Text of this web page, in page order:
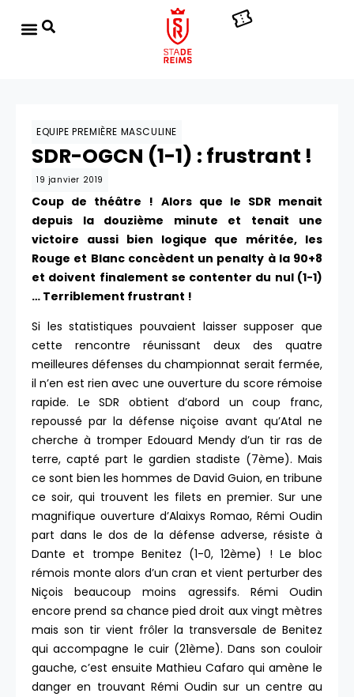
EQUIPE PREMIÈRE MASCULINE
SDR-OGCN (1-1) : frustrant !
19 janvier 2019
Coup de théâtre ! Alors que le SDR menait
depuis la douzième minute et tenait une
victoire aussi bien logique que méritée, les
Rouge et Blanc concèdent un penalty à la 90+8
et doivent finalement se contenter du nul (1-1)
… Terriblement frustrant !
Si les statistiques pouvaient laisser supposer que
cette rencontre réunissant deux des quatre
meilleures défenses du championnat serait fermée,
il n’en est rien avec une ouverture du score rémoise
rapide. Le SDR obtient d’abord un coup franc,
repoussé par la défense niçoise avant qu’Atal ne
cherche à tromper Edouard Mendy d’un tir ras de
terre, capté part le gardien stadiste (7ème). Mais
ce sont bien les hommes de David Guion, en tribune
ce soir, qui trouvent les filets en premier. Sur une
magnifique ouverture d’Alaixys Romao, Rémi Oudin
part dans le dos de la défense adverse, résiste à
Dante et trompe Benitez (1-0, 12ème) ! Le bloc
rémois monte alors d’un cran et vient perturber des
Niçois beaucoup moins agressifs. Rémi Oudin
encore prend sa chance pied droit aux vingt mètres
mais son tir vient frôler la transversale de Benitez
qui accompagne le cuir (21ème). Dans son couloir
gauche, c’est ensuite Mathieu Cafaro qui amène le
danger en trouvant Rémi Oudin sur un centre au